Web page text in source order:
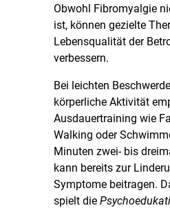
Obwohl Fibromyalgie
ist, können gezielte
Lebensqualität der
verbessern.
Bei leichten
körperliche Aktivität
Ausdauertraining wie
Walking oder
Minuten zwei- bis
kann bereits zur
Symptome beitragen.
spielt die